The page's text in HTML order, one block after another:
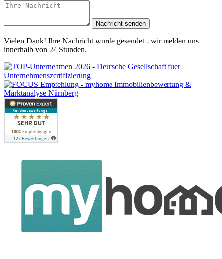
Nachricht senden
Vielen Dank! Ihre Nachricht wurde gesendet - wir melden uns
innerhalb von 24 Stunden.